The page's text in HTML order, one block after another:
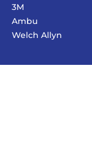
3M
Ambu
Welch Allyn